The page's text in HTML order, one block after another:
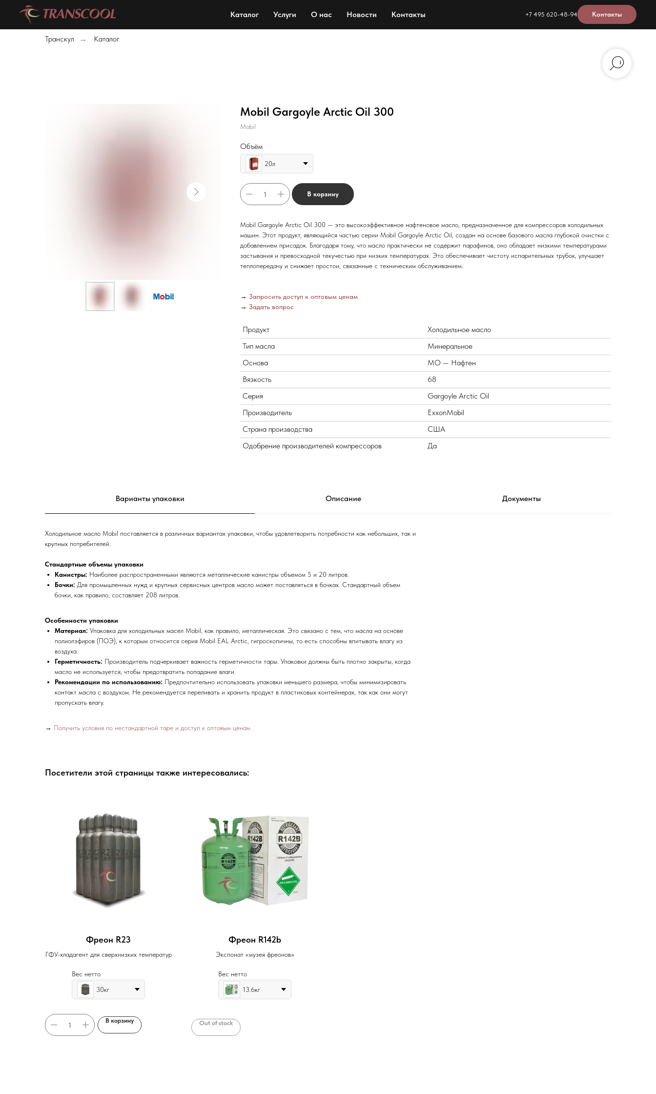
Каталог Услуги О нас Новости Контакты +7 495 620-48-94 Контакты
Транскул → Каталог
Mobil Gargoyle Arctic Oil 300
Mobil
Объём
20л
В корзину
Mobil Gargoyle Arctic Oil 300 — это высокоэффективное нафтеновое масло, предназначенное для компрессоров холодильных
машин. Этот продукт, являющийся частью серии Mobil Gargoyle Arctic Oil, создан на основе базового масла глубокой очистки с
добавлением присадок. Благодаря тому, что масло практически не содержит парафинов, оно обладает низкими температурами
застывания и превосходной текучестью при низких температурах. Это обеспечивает чистоту испарительных трубок, улучшает
теплопередачу и снижает простои, связанные с техническим обслуживанием.
→ Запросить доступ к оптовым ценам
→ Задать вопрос
Продукт
Холодильное масло
Тип масла
Минеральное
Основа
MO — Нафтен
Вязкость
68
Серия
Gargoyle Arctic Oil
Производитель
ExxonMobil
Страна производства
США
Одобрение производителей компрессоров
Да
Варианты упаковки Описание Документы
Холодильное масло Mobil поставляется в различных вариантах упаковки, чтобы удовлетворить потребности как небольших, так и
крупных потребителей.
Стандартные объемы упаковки
Канистры: Наиболее распространенными являются металлические канистры объемом 5 и 20 литров.
Бочки: Для промышленных нужд и крупных сервисных центров масло может поставляться в бочках. Стандартный объем
бочки, как правило, составляет 208 литров.
Особенности упаковки
Материал: Упаковка для холодильных масел Mobil, как правило, металлическая. Это связано с тем, что масла на основе
полиолэфиров (ПОЭ), к которым относится серия Mobil EAL Arctic, гигроскопичны, то есть способны впитывать влагу из
воздуха.
Герметичность: Производитель подчеркивает важность герметичности тары. Упаковки должны быть плотно закрыты, когда
масло не используется, чтобы предотвратить попадание влаги.
Рекомендации по использованию: Предпочтительно использовать упаковки меньшего размера, чтобы минимизировать
контакт масла с воздухом. Не рекомендуется переливать и хранить продукт в пластиковых контейнерах, так как они могут
пропускать влагу.
→ Получить условия по нестандартной таре и доступ к оптовым ценам
Посетители этой страницы также интересовались:
Фреон R23
ГФУ-хладагент для сверхнизких температур
Вес нетто
30кг
В корзину
Фреон R142b
Экспонат «музея фреонов»
Вес нетто
13.6кг
Out of stock